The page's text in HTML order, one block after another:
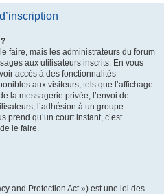
faire, mais les administrateurs du forum
aux utilisateurs inscrits. En vous
accès à des fonctionnalités
aux visiteurs, tels que l’affichage
la messagerie privée, l’envoi de
l’adhésion à un groupe
prend qu’un court instant, c’est
le faire.
and Protection Act ») est une loi des